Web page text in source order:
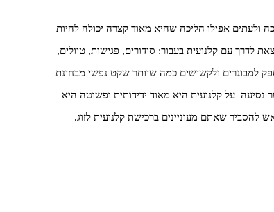
ישיבה נוחה יותר ומתאימה גם לכבדי משקל. אוכלוסיה רבה מהגיל ה3 אשר מתקשה בהליכה ולעתים אפילו הליכה שהיא מאוד קצרה יכולה להיות
עם קלנועית בעבור: סידורים, פגישות, טיולים,
למבוגרים ולקשישים כמה שיותר שקט נפשי מבחינת
נסיעה על קלנועית היא מאוד ידידותית ופשוטה היא